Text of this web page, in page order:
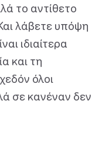
το αντίθετο
λάβετε υπόψη
ιδιαίτερα
και τη
όλοι
σε κανέναν δεν